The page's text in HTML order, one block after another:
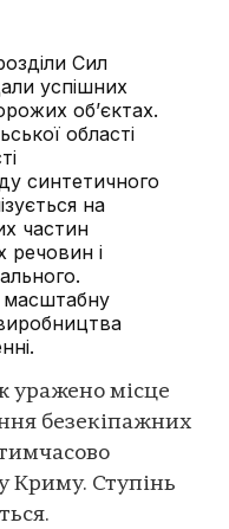
Сил
успішних
об’єктах.
області
синтетичного
на
частин
речовин і
масштабну
уражено місце
безекіпажних
Криму. Ступінь